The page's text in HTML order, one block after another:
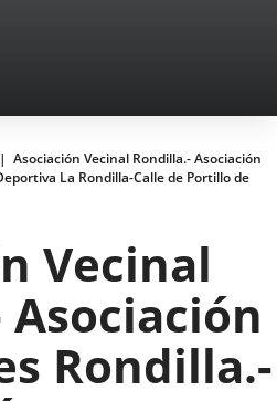
Asociación Vecinal Rondilla.- Asociación
La Rondilla-Calle de Portillo de
Vecinal
Rondilla.-